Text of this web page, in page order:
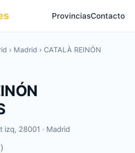
ProvinciasContacto
› Madrid › CATALÀ REINÓN
izq, 28001 · Madrid